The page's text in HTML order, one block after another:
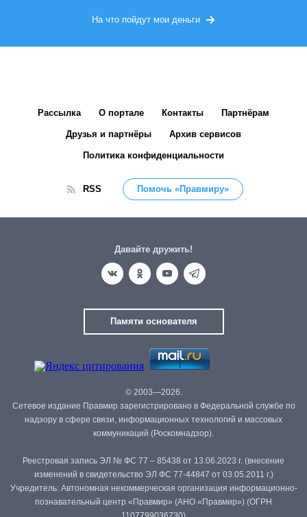
На что пойдут мои деньги
Рассылка О портале Контакты Партнёрам
Друзья и партнёры Архив сервисов
Политика конфиденциальности
RSS Помочь «Правмиру»
Давайте дружить!
Памяти основателя
© 2003—2026.
Сетевое издание Правмир зарегистрировано в Федеральной службе по
надзору в сфере связи, информационных технологий и массовых
коммуникаций (Роскомнадзор).
Реестровая запись ЭЛ № ФС 77 – 85438 от 13.06.2023 г. (внесение
изменений в свидетельство ЭЛ ФС 77-44847 от 03.05.2011 г.)
Учредитель: Автономная некоммерческая организация информационно-
познавательный центр «Правмир» (АНО «Правмир») (ОГРН